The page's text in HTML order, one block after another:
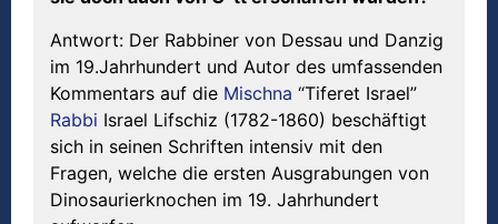
Antwort: Der Rabbiner von Dessau und Danzig
im 19.Jahrhundert und Autor des umfassenden
Kommentars auf die Mischna “Tiferet Israel”
Rabbi Israel Lifschiz (1782-1860) beschäftigt
sich in seinen Schriften intensiv mit den
Fragen, welche die ersten Ausgrabungen von
Dinosaurierknochen im 19. Jahrhundert